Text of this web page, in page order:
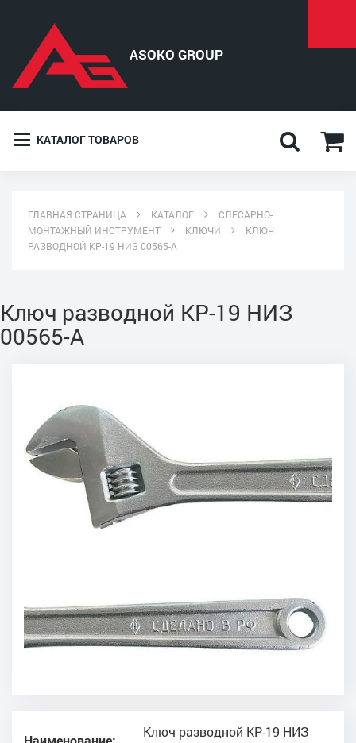
КАТАЛОГ ТОВАРОВ
ГЛАВНАЯ СТРАНИЦА КАТАЛОГ
СЛЕСАРНО-
МОНТАЖНЫЙ ИНСТРУМЕНТ
КЛЮЧИ
КЛЮЧ
РАЗВОДНОЙ КР-19 НИЗ 00565-А
Ключ разводной КР-19 НИЗ
00565-А
Ключ разводной КР-19 НИЗ